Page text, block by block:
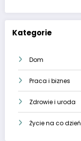
Kategorie
Dom
Praca i biznes
Zdrowie i uroda
Życie na co dzień